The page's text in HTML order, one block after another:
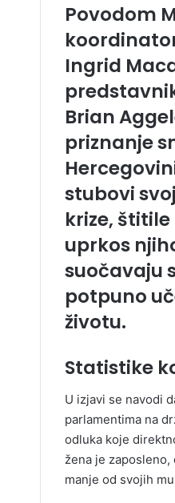
Povodom
Ingrid
predstavnik
Brian
priznanje
stubovi
krize,
uprkos
suočavaju
potpuno
životu.
Statistike
U izjavi se navodi
parlamentima na
odluka koje
žena je
manje od svojih